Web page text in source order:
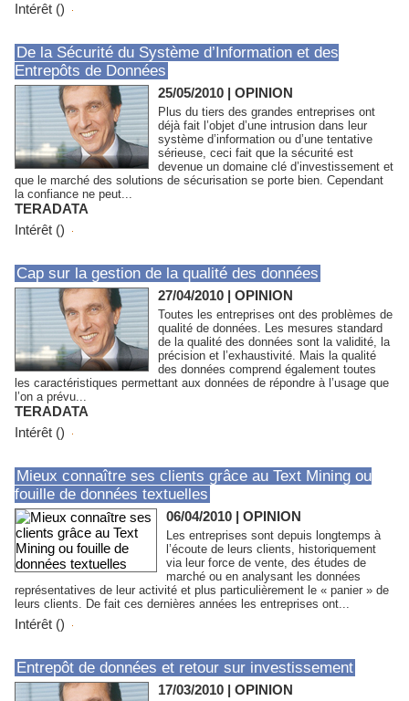
Intérêt ()
De la Sécurité du Système d’Information et des
Entrepôts de Données
25/05/2010 | OPINION
Plus du tiers des grandes entreprises ont
déjà fait l’objet d’une intrusion dans leur
système d’information ou d’une tentative
sérieuse, ceci fait que la sécurité est
devenue un domaine clé d’investissement et
que le marché des solutions de sécurisation se porte bien. Cependant
la confiance ne peut...
TERADATA
Intérêt ()
Cap sur la gestion de la qualité des données
27/04/2010 | OPINION
Toutes les entreprises ont des problèmes de
qualité de données. Les mesures standard
de la qualité des données sont la validité, la
précision et l’exhaustivité. Mais la qualité
des données comprend également toutes
les caractéristiques permettant aux données de répondre à l’usage que
l’on a prévu...
TERADATA
Intérêt ()
Mieux connaître ses clients grâce au Text Mining ou
fouille de données textuelles
06/04/2010 |OPINION
Les entreprises sont depuis longtemps à
l’écoute de leurs clients, historiquement
via leur force de vente, des études de
marché ou en analysant les données
représentatives de leur activité et plus particulièrement le « panier » de
leurs clients. De fait ces dernières années les entreprises ont...
Intérêt ()
Entrepôt de données et retour sur investissement
17/03/2010 | OPINION